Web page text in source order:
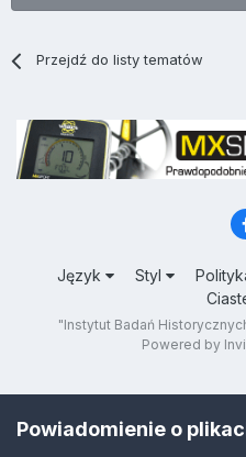
Przejdź do listy tematów
Język Styl
"Instytut Badań
Powered by
Powiadomienie o